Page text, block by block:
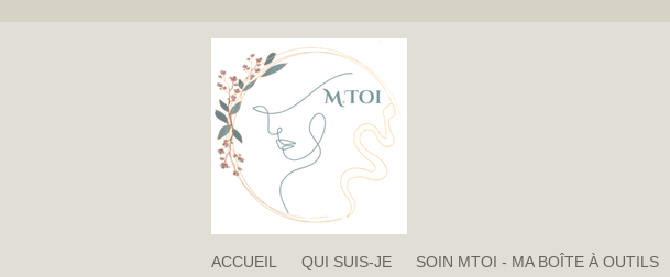
ACCUEIL QUI SUIS-JE SOIN MTOI - MA BOÎTE À OUTILS